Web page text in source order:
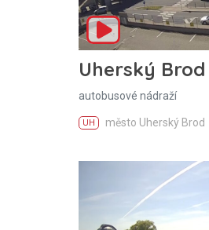
Uherský Brod
autobusové nádraží
UH město Uherský Brod